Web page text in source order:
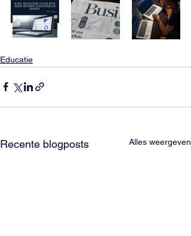
Educatie
Recente blogposts Alles weergeven